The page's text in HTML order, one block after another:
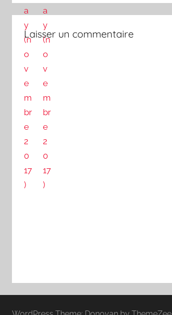
Laisser un commentaire